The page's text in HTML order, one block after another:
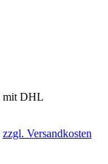
zzgl. Versandkosten